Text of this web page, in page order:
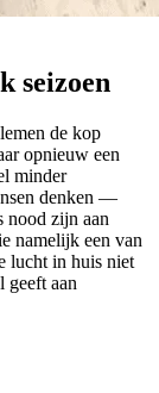
seizoen
de kop
opnieuw een
minder
denken —
nood zijn aan
namelijk een van
lucht in huis niet
geeft aan